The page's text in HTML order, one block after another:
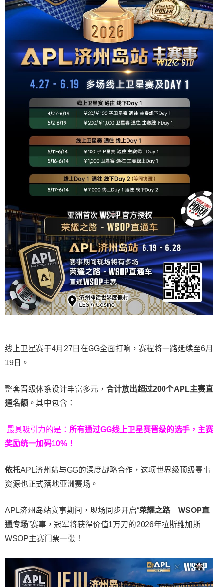
线上卫星赛于4月27日在GG全面打响，赛程将一路延续至6月
19日。
整套晋级体系设计丰富多元， 合计放出超过200个APL主赛直
通名额 。其中包含：
最具吸引力的是： 所有通过GG线上卫星赛晋级的选手，主赛
奖励统一加码10% ！
依托APL济州站与GG的深度战略合作，这项世界级顶级赛事
资源也正式落地亚洲赛场。
APL济州岛站赛事期间，现场同步开启“荣耀之路—WSOP直
通专场”赛事，冠军将获得价值1万刀的2026年拉斯维加斯
WSOP主赛门票一张！